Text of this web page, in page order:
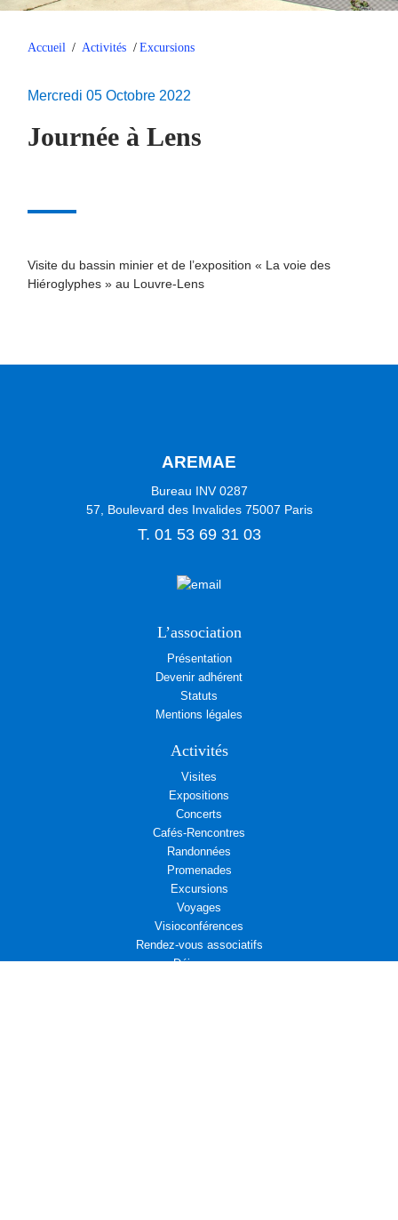
Accueil / Activités / Excursions
Mercredi 05 Octobre 2022
Journée à Lens
Visite du bassin minier et de l’exposition « La voie des
Hiéroglyphes » au Louvre-Lens
AREMAE
Bureau INV 0287
57, Boulevard des Invalides 75007 Paris
T. 01 53 69 31 03
L’association
Présentation
Devenir adhérent
Statuts
Mentions légales
Activités
Visites
Expositions
Concerts
Cafés-Rencontres
Randonnées
Promenades
Excursions
Voyages
Visioconférences
Rendez-vous associatifs
Déjeuners